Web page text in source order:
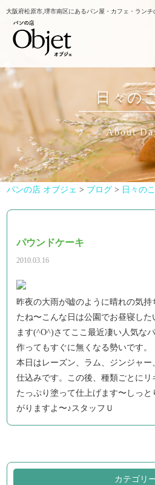
大阪府松原市,堺市南区にあるパン屋・カフェ・ランチ
日々の
About
パンの店 オブジェ > ブログ > 日々の
パウンドケーキ
2010.03.16
昨夜の大雨が嘘のように晴れの気
たね〜こんな日は公園でお昼寝し
ます(^O^)さてここ最近凄い人気な
作ってもすぐに無くなる勢いです。
本日はレーズン、ラム、ジンジャ
仕込みです。この後、種類ごとに
たっぷり塗って仕上げます〜しっ
がりますよ〜♪スタッフＵ
カテゴリ